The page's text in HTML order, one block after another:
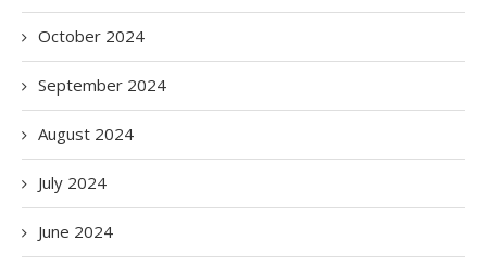
October 2024
September 2024
August 2024
July 2024
June 2024